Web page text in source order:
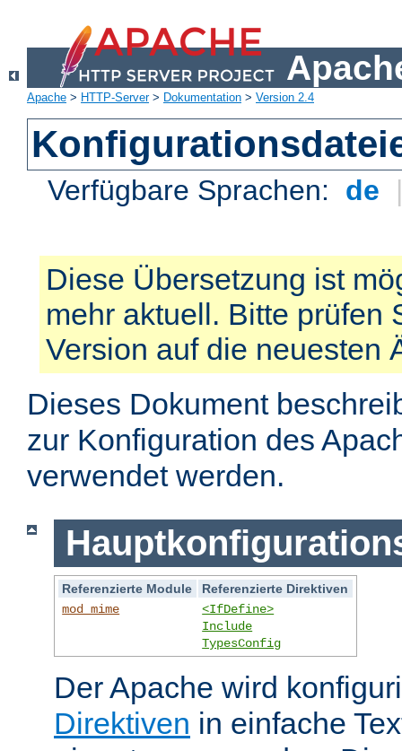
Apache > HTTP-Server> Dokumentation > Version 2.4
Verfügbare Sprachen: de
Diese Übersetzung ist
mehr aktuell. Bitte prüfen
Version auf die neuesten
Dieses Dokument
zur Konfiguration des
verwendet werden.
Referenzierte Module
Referenzierte Direktiven
mod_mime
<IfDefine>
Include
TypesConfig
Der Apache wird
Direktiven in einfache